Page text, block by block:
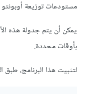
مستودعات توزيعة أوبونتو
يمكن أن يتم جدولة هذه
بأوقات محددة.
لتثبيت هذا البرنامج، طبق